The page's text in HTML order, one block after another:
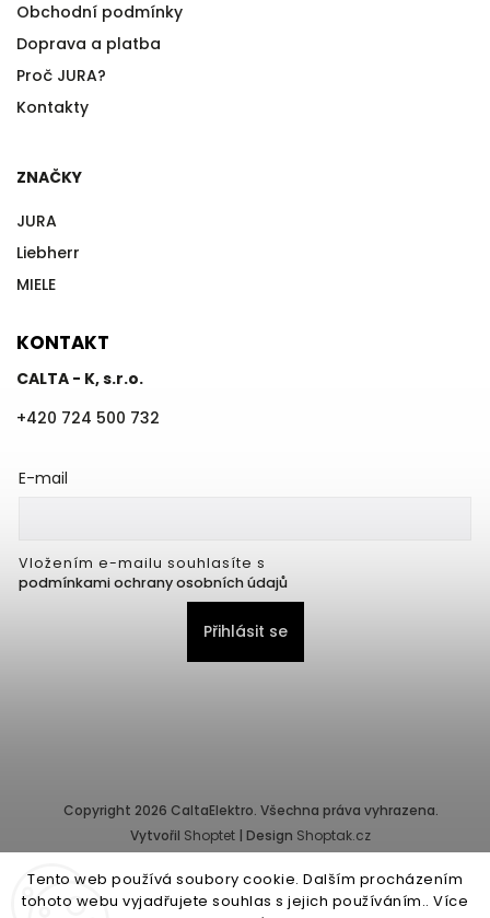
Tento web používá soubory cookie. Dalším procházením
tohoto webu vyjadřujete souhlas s jejich používáním.. Více
Obchodní podmínky
Doprava a platba
Proč JURA?
Kontakty
ZNAČKY
JURA
Liebherr
MIELE
KONTAKT
CALTA - K, s.r.o.
+420 724 500 732
E-mail
Vložením e-mailu souhlasíte s
podmínkami ochrany osobních údajů
Přihlásit se
Copyright 2026 CaltaElektro. Všechna práva vyhrazena.
Vytvořil Shoptet | Design Shoptak.cz
Provozovatel e-shopu: CALTA - K, s.r.o., IČ: 25155822, Pernerova
10/32, Karlín, 186 00 Praha.